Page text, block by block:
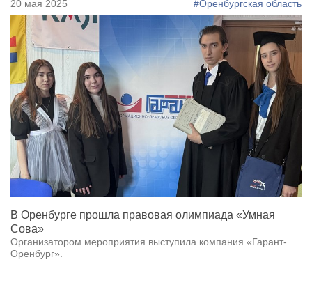
20 мая 2025 #Оренбургская область
В Оренбурге прошла правовая олимпиада «Умная
Сова»
Организатором мероприятия выступила компания «Гарант-
Оренбург».